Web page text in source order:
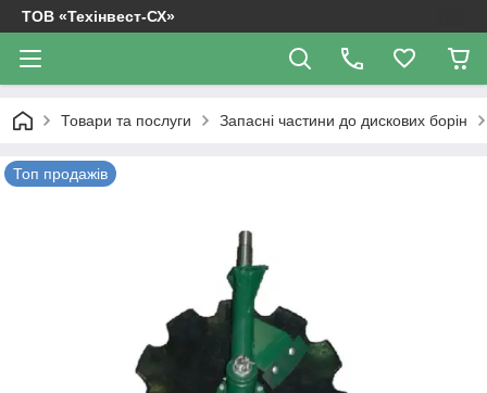
ТОВ «Техінвест-СХ»
Товари та послуги Запасні частини до дискових борін
Топ продажів